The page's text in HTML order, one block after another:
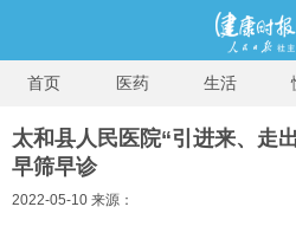
首页 医药 生活
太和县人民医院“引进来、走
早筛早诊
2022-05-10 来源：